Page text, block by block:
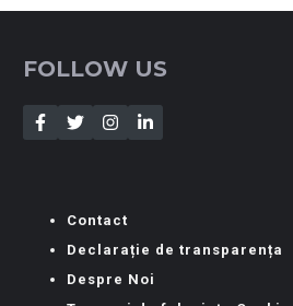
FOLLOW US
Contact
Declarație de transparența
Despre Noi